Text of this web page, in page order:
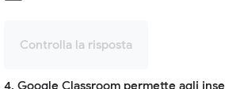
Controlla la risposta
4. Google Classroom permette agli